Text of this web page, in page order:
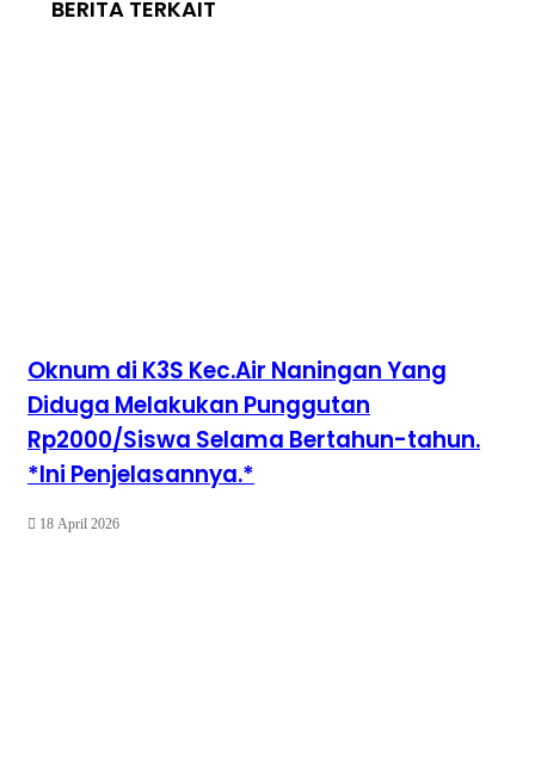
BERITA TERKAIT
Oknum di K3S Kec.Air Naningan Yang
Diduga Melakukan Punggutan
Rp2000/Siswa Selama Bertahun-tahun.
*Ini Penjelasannya.*
18 April 2026